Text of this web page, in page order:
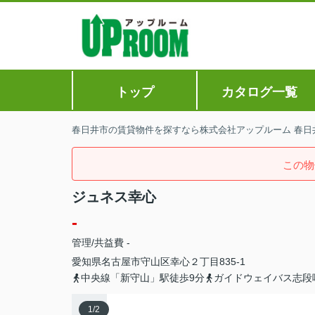
トップ カタログ一覧
春日井市の賃貸物件を探すなら株式会社アップルーム 春日
この
ジュネス幸心
-
管理/共益費 -
愛知県名古屋市守山区幸心２丁目835-1
中央線「新守山」駅徒歩9分
ガイドウェイバス志
1/2